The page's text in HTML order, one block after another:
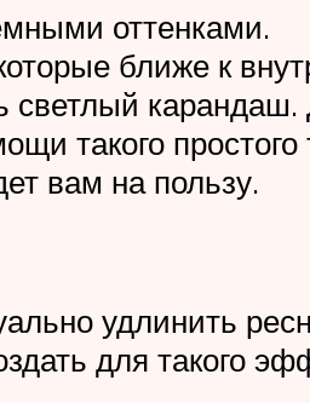
оттенками.
ближе к
светлый
такого
вам на пользу.
удлинить
для такого